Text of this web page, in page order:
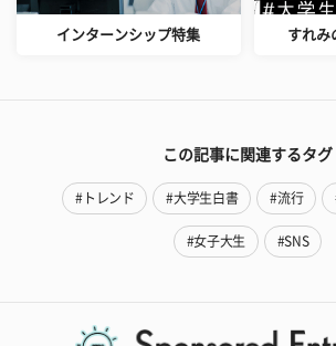
インターンシップ特集 すれみ
この記事に関連するタグ
#トレンド #大学生白書 #流行
#女子大生 #SNS